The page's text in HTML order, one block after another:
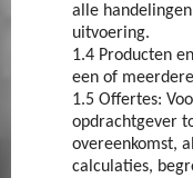
alle
uitvoering.
1.4 Producten
een of
1.5 Offertes:
opdrachtgever
overeenkomst,
calculaties,